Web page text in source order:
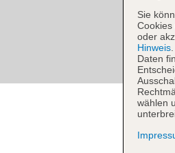
Sie
Cookies
oder
Hinweis
Daten
wählen